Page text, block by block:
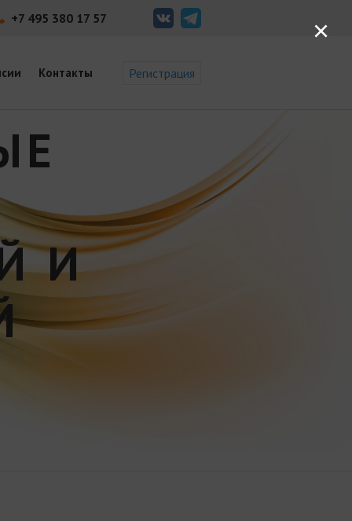
+7 495 380 17 57
Контакты Регистрация
И
×